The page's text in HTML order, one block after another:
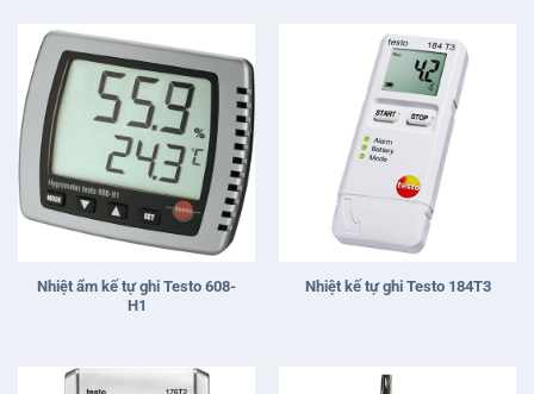
Nhiệt ẩm kế tự ghi Testo 608-
H1
Nhiệt kế tự ghi Testo 184T3